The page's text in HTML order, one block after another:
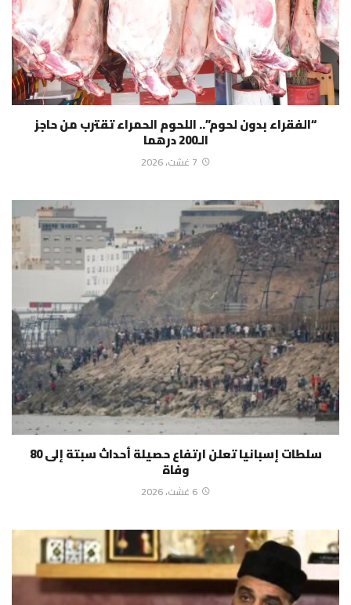
“الفقراء بدون لحوم”.. اللحوم الحمراء تقترب من حاجز
الـ200 درهما
7 غشت، 2026
سلطات إسبانيا تعلن ارتفاع حصيلة أحداث سبتة إلى 80
وفاة
6 غشت، 2026